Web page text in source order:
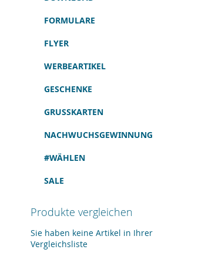
FORMULARE
FLYER
WERBEARTIKEL
GESCHENKE
GRUSSKARTEN
NACHWUCHSGEWINNUNG
#WÄHLEN
SALE
Produkte vergleichen
Sie haben keine Artikel in Ihrer
Vergleichsliste